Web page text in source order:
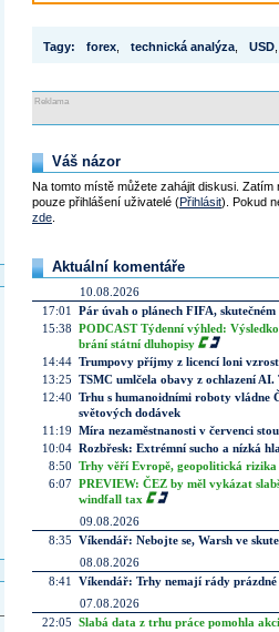
Tagy: forex technická analýza USD
Reklama
Váš názor
Na tomto místě můžete zahájit diskusi.
pouze přihlášení uživatelé (Přihlásit). Pokud
zde
Aktuální komentáře
10.08.2026
17:01
Pár úvah o plánech FIFA,
15:38 PODCAST Týdenní výhled:
brání státní dluhopisy
14:44 Trumpovy příjmy z licencí loni
13:25 TSMC umlčela obavy z ochlazení
12:40 Trhu s humanoidními roboty vládne
světových dodávek
11:19 Míra nezaměstnanosti v červenci
10:04 Rozbřesk: Extrémní sucho a nízká
8:50 Trhy věří Evropě, geopolitická rizika
6:07 PREVIEW: ČEZ by měl vykázat
windfall tax
09.08.2026
8:35 Víkendář: Nebojte se, Warsh ve
08.08.2026
8:41
Víkendář: Trhy nemají rády prázdné
07.08.2026
22:05 Slabá data z trhu práce pomohla